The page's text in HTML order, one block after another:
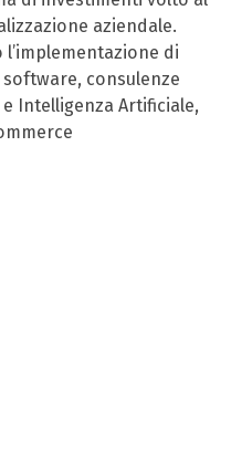
aziendale.
l’implementazione di
consulenze
Intelligenza Artificiale,